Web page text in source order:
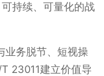
持续、可量化的战
业务脱节、短视操
23011建立价值导